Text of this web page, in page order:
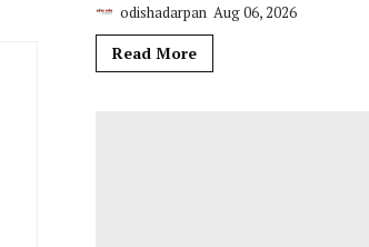
odishadarpan Aug 06, 2026
Read More